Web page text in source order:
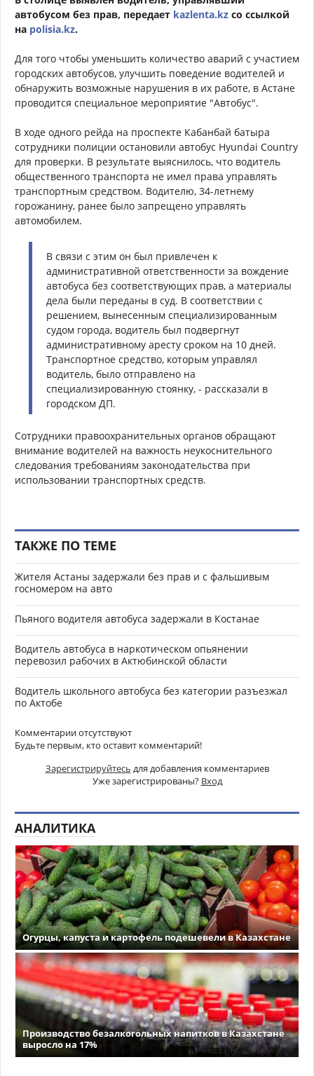
автобусом без прав, передает kazlenta.kz со ссылкой
на polisia.kz.
Для того чтобы уменьшить количество аварий с участием
городских автобусов, улучшить поведение водителей и
обнаружить возможные нарушения в их работе, в Астане
проводится специальное мероприятие "Автобус".
В ходе одного рейда на проспекте Кабанбай батыра
сотрудники полиции остановили автобус Hyundai Country
для проверки. В результате выяснилось, что водитель
общественного транспорта не имел права управлять
транспортным средством. Водителю, 34-летнему
горожанину, ранее было запрещено управлять
автомобилем.
В связи с этим он был привлечен к
административной ответственности за вождение
автобуса без соответствующих прав, а материалы
дела были переданы в суд. В соответствии с
решением, вынесенным специализированным
судом города, водитель был подвергнут
административному аресту сроком на 10 дней.
Транспортное средство, которым управлял
водитель, было отправлено на
специализированную стоянку, - рассказали в
городском ДП.
Сотрудники правоохранительных органов обращают
внимание водителей на важность неукоснительного
следования требованиям законодательства при
использовании транспортных средств.
ТАКЖЕ ПО ТЕМЕ
Жителя Астаны задержали без прав и с фальшивым
госномером на авто
Пьяного водителя автобуса задержали в Костанае
Водитель автобуса в наркотическом опьянении
перевозил рабочих в Актюбинской области
Водитель школьного автобуса без категории разъезжал
по Актобе
Комментарии отсутствуют
Будьте первым, кто оставит комментарий!
Зарегистрируйтесь для добавления комментариев
Уже зарегистрированы? Вход
АНАЛИТИКА
Огурцы, капуста и картофель подешевели в Казахстане
Производство безалкогольных напитков в Казахстане
выросло на 17%